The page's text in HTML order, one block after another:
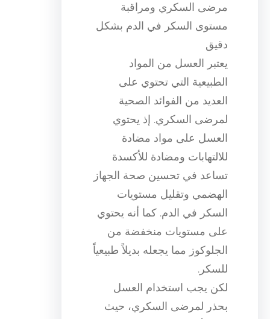
مرضى السكري ومراقبة
مستوى السكر في الدم بشكل
دقيق
يعتبر العسل من المواد
الطبيعية التي تحتوي على
العديد من الفوائد الصحية
لمرضى السكري. إذ يحتوي
العسل على مواد مضادة
للالتهابات ومضادة للأكسدة
تساعد في تحسين صحة الجهاز
الهضمي وتقليل مستويات
السكر في الدم. كما أنه يحتوي
على مستويات منخفضة من
الجلوكوز مما يجعله بديلاً طبيعياً
للسكر.
لكن يجب استخدام العسل
بحذر لمرضى السكري، حيث